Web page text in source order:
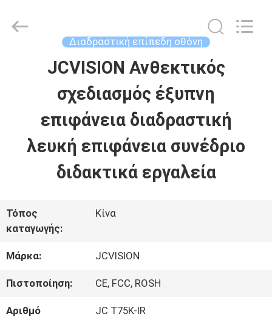
ΠΡΟΪΌΝΤΑ
ΣΧΕΤΙΚΆ
ΕΜΆΣ
ΕΠΙΣΚΈΨΕΙΣ
ΣΤΟ
ΕΡΓΟΣΤΆΣΙΟ
Junction
Interactive
Διαδραστική επίπεδη οθόνη
JCVISION Ανθεκτικός
σχεδιασμός έξυπνη
επιφάνεια διαδραστική
λευκή επιφάνεια συνέδριο
διδακτικά εργαλεία
Τόπος
καταγωγής:
Κίνα
Μάρκα: JCVISION
Πιστοποίηση: CE, FCC, ROSH
Αριθμό
JC T75K-IR